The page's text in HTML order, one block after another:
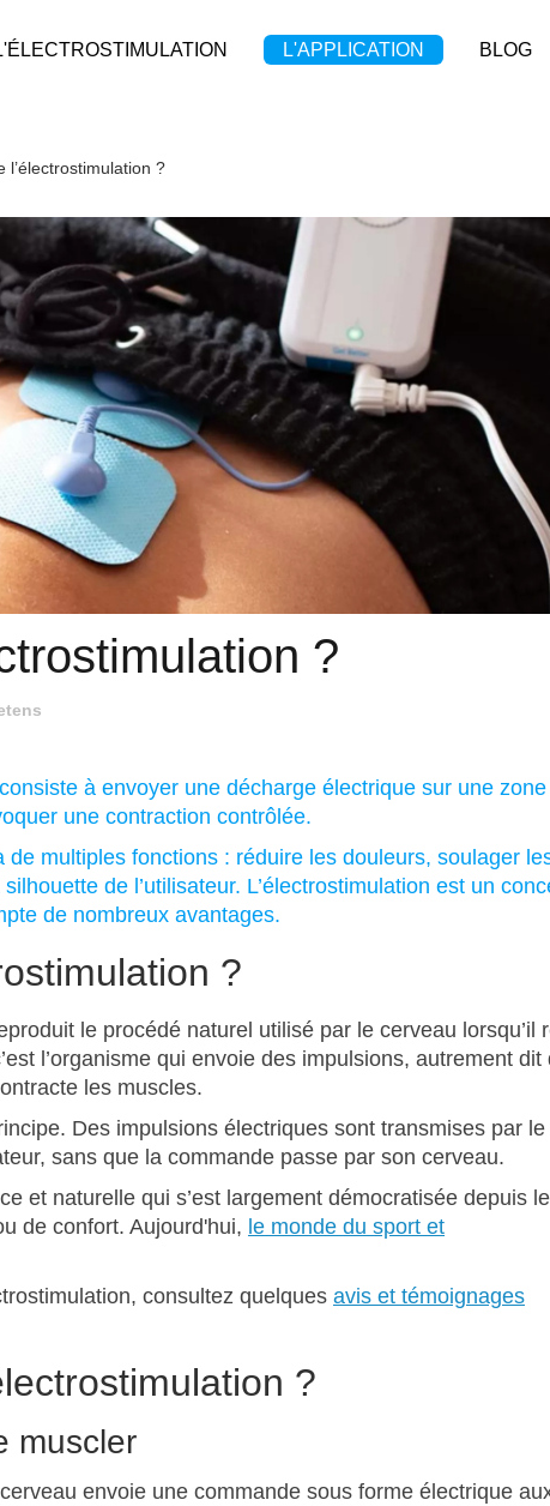
L'APPLICATION BLOG
l’électrostimulation ?
?
à envoyer une décharge électrique sur une
une contraction contrôlée.
de multiples fonctions : réduire les douleurs, soulager
de l’utilisateur. L’électrostimulation est un
de nombreux avantages.
?
le procédé naturel utilisé par le cerveau lorsqu’il
l’organisme qui envoie des impulsions, autrement dit
les muscles.
Des impulsions électriques sont transmises par
sans que la commande passe par son cerveau.
et naturelle qui s’est largement démocratisée depuis
de confort. Aujourd'hui, le monde du sport et
consultez quelques avis et témoignages
?
muscler
envoie une commande sous forme électrique